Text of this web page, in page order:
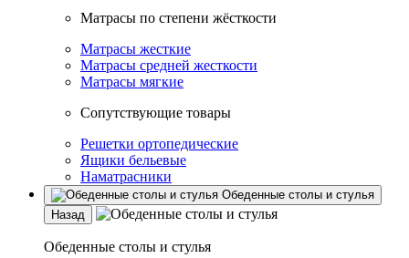
Матрасы по степени жёсткости
Матрасы жесткие
Матрасы средней жесткости
Матрасы мягкие
Сопутствующие товары
Решетки ортопедические
Ящики бельевые
Наматрасники
Обеденные столы и стулья
Назад
Обеденные столы и стулья